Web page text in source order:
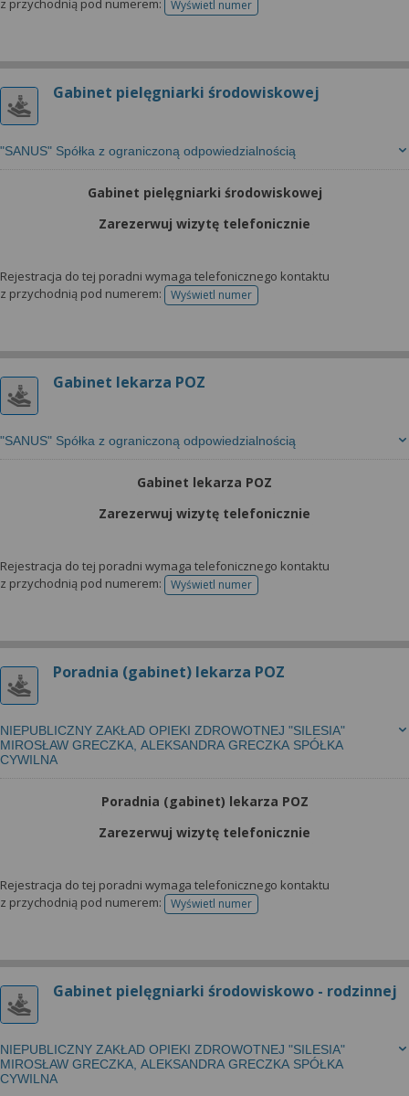
z przychodnią pod numerem: Wyświetl numertelefonu do rejestracji
Gabinet pielęgniarki środowiskowej
"SANUS" Spółka z ograniczoną odpowiedzialnością
Gabinet pielęgniarki środowiskowej
Zarezerwuj wizytę telefonicznie
Rejestracja do tej poradni wymaga telefonicznego kontaktu
z przychodnią pod numerem:
Wyświetl numertelefonu do rejestracji
Gabinet lekarza POZ
"SANUS" Spółka z ograniczoną odpowiedzialnością
Gabinet lekarza POZ
Zarezerwuj wizytę telefonicznie
Rejestracja do tej poradni wymaga telefonicznego kontaktu
z przychodnią pod numerem:
Wyświetl numertelefonu do rejestracji
Poradnia (gabinet) lekarza POZ
NIEPUBLICZNY ZAKŁAD OPIEKI ZDROWOTNEJ "SILESIA"
MIROSŁAW GRECZKA, ALEKSANDRA GRECZKA SPÓŁKA
CYWILNA
Poradnia (gabinet) lekarza POZ
Zarezerwuj wizytę telefonicznie
Rejestracja do tej poradni wymaga telefonicznego kontaktu
z przychodnią pod numerem:
Wyświetl numertelefonu do rejestracji
Gabinet pielęgniarki środowiskowo - rodzinnej
NIEPUBLICZNY ZAKŁAD OPIEKI ZDROWOTNEJ "SILESIA"
MIROSŁAW GRECZKA, ALEKSANDRA GRECZKA SPÓŁKA
CYWILNA